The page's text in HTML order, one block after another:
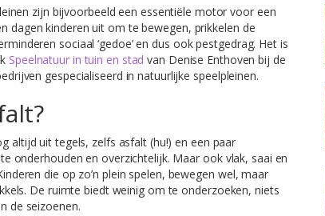
zijn bijvoorbeeld een essentiële motor voor een
dagen kinderen uit om te bewegen, prikkelen de
sociaal ‘gedoe’ en dus ook pestgedrag. Het is
Speelnatuur in tuin en stad van Denise Enthoven bij de
gespecialiseerd in natuurlijke speelpleinen.
altijd uit tegels, zelfs asfalt (hu!) en een paar
onderhouden en overzichtelijk. Maar ook vlak, saai en
die op zo’n plein spelen, bewegen wel, maar
De ruimte biedt weinig om te onderzoeken, niets
de seizoenen.